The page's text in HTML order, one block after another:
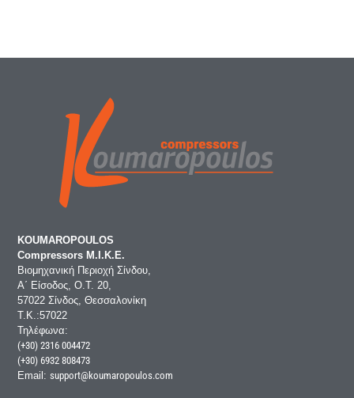
KOUMAROPOULOS
Compressors Μ.Ι.Κ.Ε.
Βιομηχανική Περιοχή Σίνδου,
Α΄ Είσοδος, Ο.Τ. 20,
57022 Σίνδος, Θεσσαλονίκη
Τ.Κ.:57022
Τηλέφωνα:
(+30) 2316 004472
(+30) 6932 808473
Email: support@koumaropoulos.com